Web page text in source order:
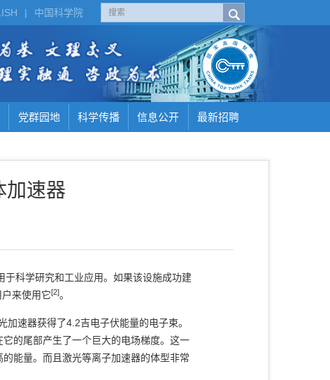
中国科学院
|
党群园地 科学传播 信息公开 最新招聘
加速器
科学研究和工业应用。如果该设施成功建
来使用它[2]。
速器获得了4.2吉电子伏能量的电子束。
的尾部产生了一个巨大的电场梯度。这一
能量。而且激光等离子加速器的体型非常